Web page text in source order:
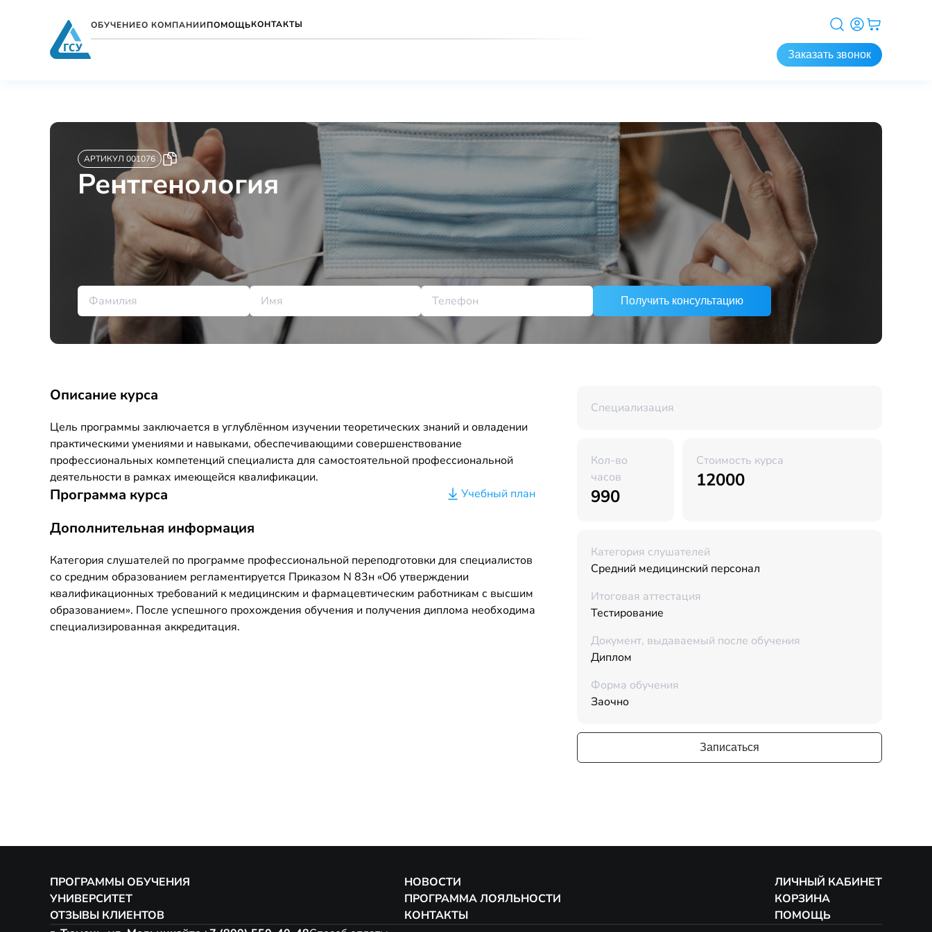
ОБУЧЕНИЕО КОМПАНИИПОМОЩЬКОНТАКТЫ
Заказать звонок
АРТИКУЛ 001076
Рентгенология
Получить консультацию
Описание курса
Цель программы заключается в углублённом изучении теоретических знаний и овладении
практическими умениями и навыками, обеспечивающими совершенствование
профессиональных компетенций специалиста для самостоятельной профессиональной
деятельности в рамках имеющейся квалификации.
Программа курса Учебный план
Дополнительная информация
Категория слушателей по программе профессиональной переподготовки для специалистов
со средним образованием регламентируется Приказом N 83н «Об утверждении
квалификационных требований к медицинским и фармацевтическим работникам с высшим
образованием». После успешного прохождения обучения и получения диплома необходима
специализированная аккредитация.
Специализация
Кол-во
часов
990
Стоимость курса
12000
Категория слушателей
Средний медицинский персонал
Итоговая аттестация
Тестирование
Документ, выдаваемый после обучения
Диплом
Форма обучения
Заочно
Записаться
ПРОГРАММЫ ОБУЧЕНИЯ
УНИВЕРСИТЕТ
ОТЗЫВЫ КЛИЕНТОВ
НОВОСТИ
ПРОГРАММА ЛОЯЛЬНОСТИ
КОНТАКТЫ
ЛИЧНЫЙ КАБИНЕТ
КОРЗИНА
ПОМОЩЬ